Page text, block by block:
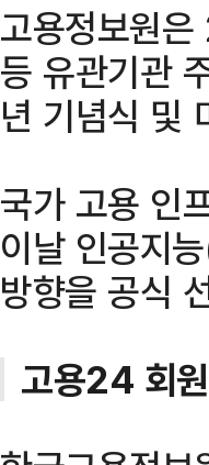
고용정보원
등 유관기관
년 기념식 및
국가 고용 인
이날 인공지
방향을 공식
고용24 회